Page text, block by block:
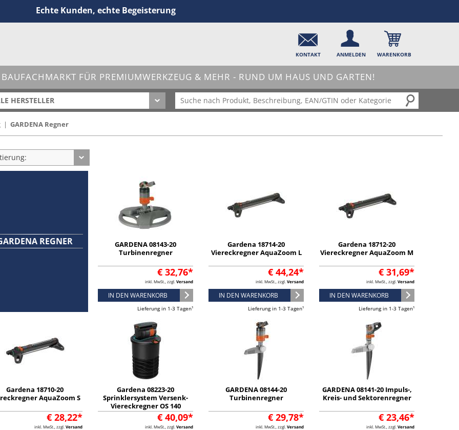
Echte Kunden, echte Begeisterung
KONTAKT ANMELDEN WARENKORB
BAUFACHMARKT FÜR PREMIUMWERKZEUG & MEHR - RUND UM HAUS UND GARTEN!
HERSTELLER
| GARDENA Regner
REGNER
GARDENA 08143-20
Turbinenregner
€ 32,76*
inkl. MwSt., zzgl. Versand
IN DEN WARENKORB
Lieferung in 1-3 Tagen¹
Gardena 18714-20
Viereckregner AquaZoom L
€ 44,24*
inkl. MwSt., zzgl. Versand
IN DEN WARENKORB
Lieferung in 1-3 Tagen¹
Gardena 18712-20
Viereckregner AquaZoom M
€ 31,69*
inkl. MwSt., zzgl. Versand
IN DEN WARENKORB
Lieferung in 1-3 Tagen¹
Gardena 18710-20
AquaZoom S
€ 28,22*
inkl. MwSt., zzgl. Versand
Gardena 08223-20
Sprinklersystem Versenk-
Viereckregner OS 140
€ 40,09*
inkl. MwSt., zzgl. Versand
GARDENA 08144-20
Turbinenregner
€ 29,78*
inkl. MwSt., zzgl. Versand
GARDENA 08141-20 Impuls-,
Kreis- und Sektorenregner
€ 23,46*
inkl. MwSt., zzgl. Versand